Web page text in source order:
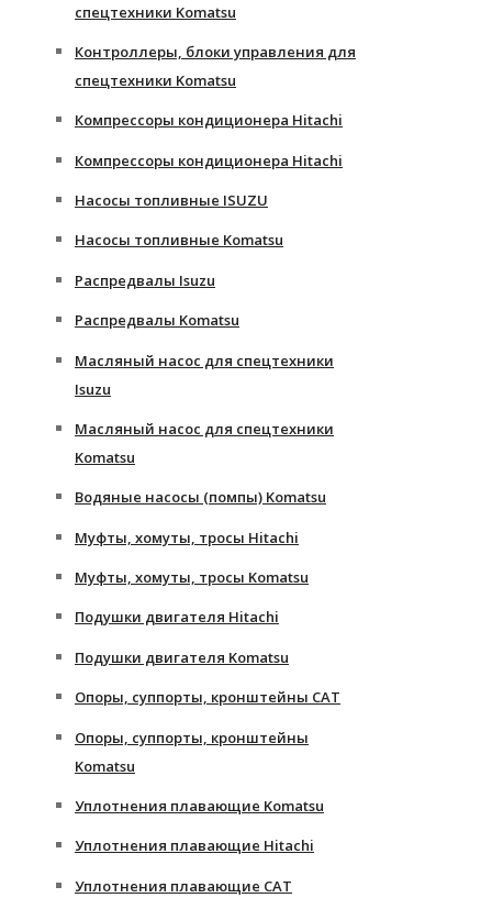
спецтехники Komatsu
Контроллеры, блоки управления для
спецтехники Komatsu
Компрессоры кондиционера Hitachi
Компрессоры кондиционера Hitachi
Насосы топливные ISUZU
Насосы топливные Komatsu
Распредвалы Isuzu
Распредвалы Komatsu
Масляный насос для спецтехники
Isuzu
Масляный насос для спецтехники
Komatsu
Водяные насосы (помпы) Komatsu
Муфты, хомуты, тросы Hitachi
Муфты, хомуты, тросы Komatsu
Подушки двигателя Hitachi
Подушки двигателя Komatsu
Опоры, суппорты, кронштейны CAT
Опоры, суппорты, кронштейны
Komatsu
Уплотнения плавающие Komatsu
Уплотнения плавающие Hitachi
Уплотнения плавающие CAT